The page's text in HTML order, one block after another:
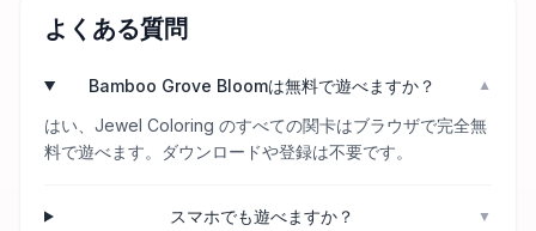
よくある質問
Bamboo Grove Bloomは無料で遊べますか？ ▼
はい、Jewel Coloring のすべての関卡はブラウザで完全無
料で遊べます。ダウンロードや登録は不要です。
スマホでも遊べますか？ ▼